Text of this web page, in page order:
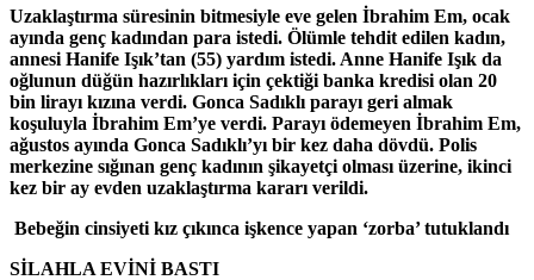
Uzaklaştırma süresinin bitmesiyle eve gelen İbrahim Em, ocak
ayında genç kadından para istedi. Ölümle tehdit edilen kadın,
annesi Hanife Işık’tan (55) yardım istedi. Anne Hanife Işık da
oğlunun düğün hazırlıkları için çektiği banka kredisi olan 20
bin lirayı kızına verdi. Gonca Sadıklı parayı geri almak
koşuluyla İbrahim Em’ye verdi. Parayı ödemeyen İbrahim Em,
ağustos ayında Gonca Sadıklı’yı bir kez daha dövdü. Polis
merkezine sığınan genç kadının şikayetçi olması üzerine, ikinci
kez bir ay evden uzaklaştırma kararı verildi.
Bebeğin cinsiyeti kız çıkınca işkence yapan ‘zorba’ tutuklandı
SİLAHLA EVİNİ BASTI